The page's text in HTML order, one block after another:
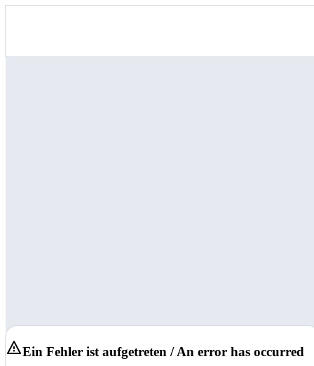
Ein Fehler ist aufgetreten / An error has occurred